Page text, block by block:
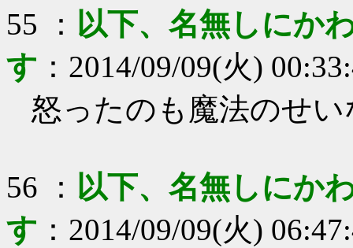
55 ： 以下、名無しにか
す ： 2014/09/09(火)
怒ったのも魔法のせ
56 ： 以下、名無しにか
す ： 2014/09/09(火)